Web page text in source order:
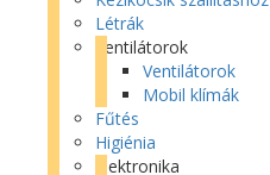
Létrák
Ventilátorok
Ventilátorok
Mobil klímák
Fűtés
Higiénia
Elektronika